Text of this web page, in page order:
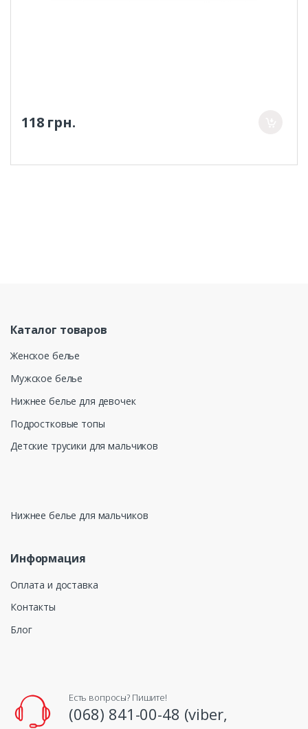
118 грн.
Каталог товаров
Женское белье
Мужское белье
Нижнее белье для девочек
Подростковые топы
Детские трусики для мальчиков
Нижнее белье для мальчиков
Информация
Оплата и доставка
Контакты
Блог
Есть вопросы? Пишите!
(068) 841-00-48 (viber,